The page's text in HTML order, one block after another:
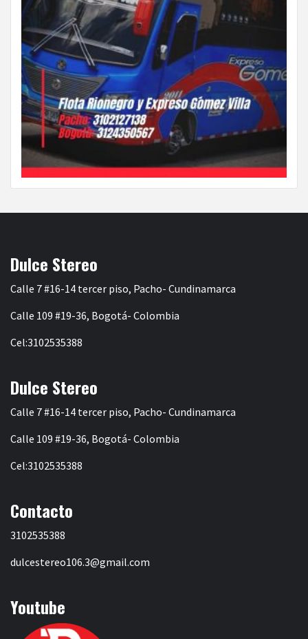
Dulce Stereo
Calle 7 #16-14 tercer piso, Pacho- Cundinamarca
Calle 109 #19-36, Bogotá- Colombia
Cel:3102535388
Dulce Stereo
Calle 7 #16-14 tercer piso, Pacho- Cundinamarca
Calle 109 #19-36, Bogotá- Colombia
Cel:3102535388
Contacto
3102535388
dulcestereo106.3@gmail.com
Youtube